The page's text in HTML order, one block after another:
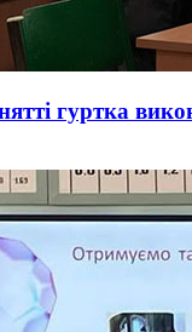
гуртка